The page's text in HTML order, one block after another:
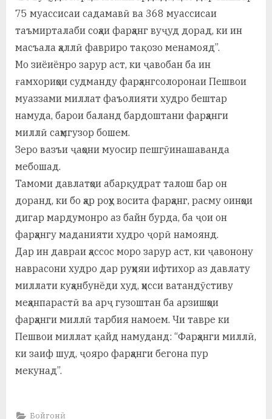
75 муассисаи садамавӣ ва 368 муассисаи
таъмирталаби соҳаи фарҳанг вуҷуд дорад, ки ин
масъала ҳаллӣ фавриро тақозо менамояд”.
Мо зиёиёнро зарур аст, ки ҷавобан ба ин
ғамхориҳои судманду фарҳангсолоронаи Пешвои
муаззами миллат фаъолияти худро бештар
намуда, барои баланд бардоштани фарҳанги
миллӣ саҳмгузор бошем.
Зеро вазъи ҷаҳони муосир пешгӯинашаванда
мебошад.
Тамоми давлатҳои абарқудрат талош бар он
доранд, ки бо ҳар роҳу восита фарҳанг, расму оинҳои
дигар мардумонро аз байн бурда, ба ҷои он
фарҳангу маданияти худро ҷорӣ намоянд.
Дар ин давраи ҳассос моро зарур аст, ки ҷавонону
наврасони худро дар руҳияи ифтихор аз давлату
миллати куҳанбунёди худ, ҳисси ватандӯстиву
меҳанпарастӣ ва арҷ гузоштан ба арзишҳои
фарҳанги миллӣ тарбия намоем. Чи тавре ки
Пешвои миллат қайд намуданд: “Фарҳанги миллӣ,
ки заиф шуд, ҷояро фарҳанги бегона пур
мекунад”.
Бойгонӣ